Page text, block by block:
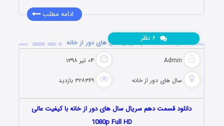
ادامه مطلب
دانلود قسمت دهم سریال سال های دور از خانه
Admin ۰۴ تیر ۱۳۹۸
سال های دور از خانه ۳۲۸۳۶۹ بازدید
۶ نظر
دانلود قسمت دهم سریال سال های دور از خانه با کیفیت عالی
1080p Full HD